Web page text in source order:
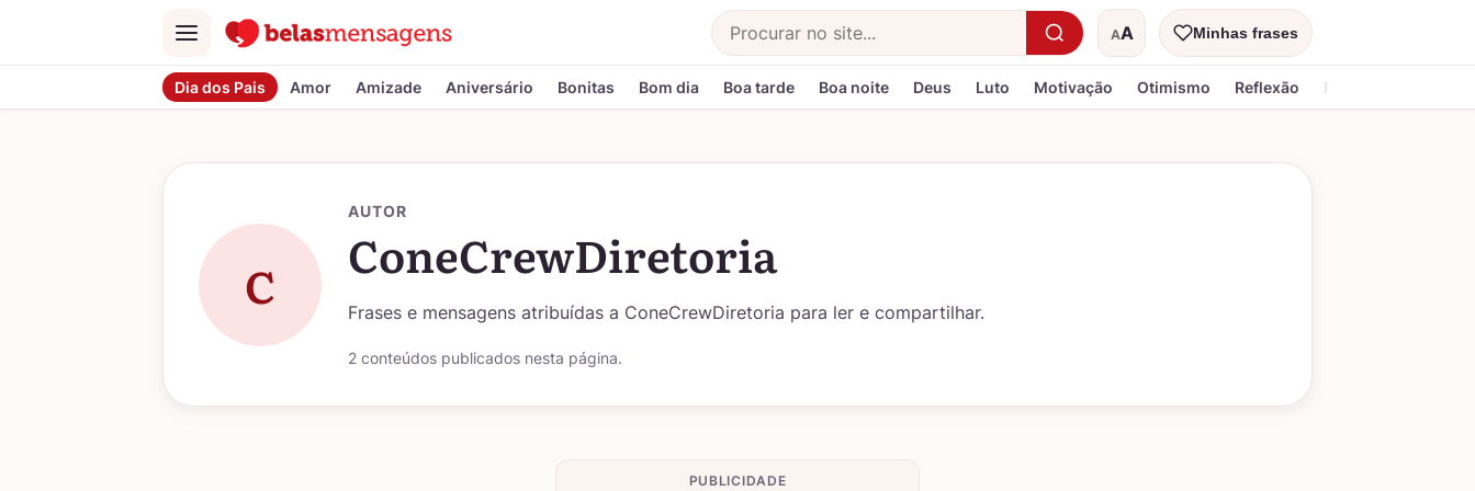
Menu
Buscar AA
Tamanho do textoMinhas frases
Dia dos Pais Amor Amizade Aniversário Bonitas Bom dia Boa tarde Boa noite Deus Luto Motivação Otimismo Reflexão Religiosa
C
AUTOR
ConeCrewDiretoria
Frases e mensagens atribuídas a ConeCrewDiretoria para ler e compartilhar.
2 conteúdos publicados nesta página.
PUBLICIDADE